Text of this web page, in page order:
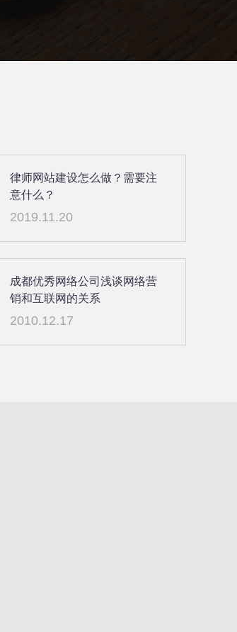
律师网站建设怎么做？需要注
意什么？
2019.11.20
成都优秀网络公司浅谈网络营
销和互联网的关系
2010.12.17